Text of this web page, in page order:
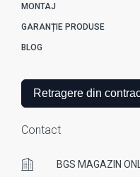
MONTAJ
GARANȚIE PRODUSE
BLOG
Retragere din
Contact
BGS MAGAZIN